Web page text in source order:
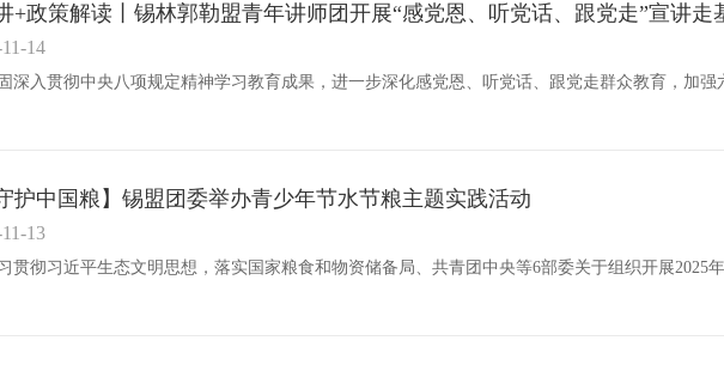
+政策解读丨锡林郭勒盟青年讲师团开展“感党恩、听党话、跟党走”宣讲走
14
护中国粮】锡盟团委举办青少年节水节粮主题实践活动
13